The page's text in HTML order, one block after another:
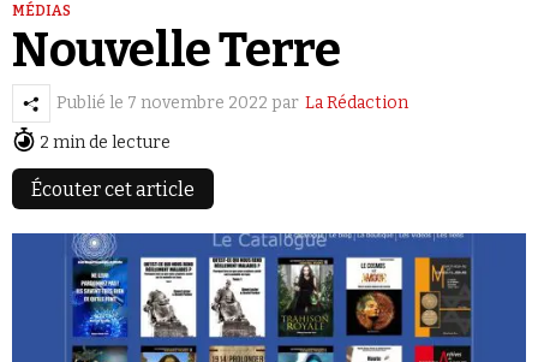
Faire un don
MÉDIAS
Nouvelle Terre
Publié le 7 novembre 2022 par La Rédaction
2 min de lecture
Écouter cet article